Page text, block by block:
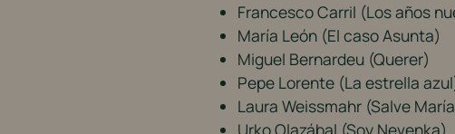
Francesco Carril (Los años
María León (El caso Asunta)
Miguel Bernardeu (Querer)
Pepe Lorente (La estrella
Laura Weissmahr (Salve
Urko Olazábal (Soy Nevenka)